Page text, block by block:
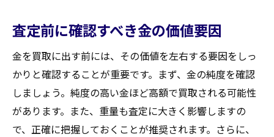
長期的な取引を視野に入れる選び方
備ガイド
初心者でも分かる査定の流れ
査定前に知っておくべき基本用語
金をより高額査定するための準備物
査定前に確認すべき金の価値要因
金を買取に出す前には、その価値を左右する要因をしっ
かりと確認することが重要です。まず、金の純度を確認
しましょう。純度の高い金ほど高額で買取される可能性
があります。また、重量も査定に大きく影響しますの
で、正確に把握しておくことが推奨されます。さらに、